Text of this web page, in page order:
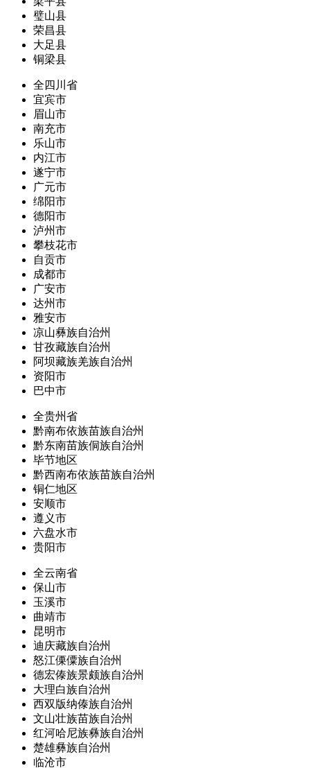
璧山县
荣昌县
大足县
铜梁县
全四川省
宜宾市
眉山市
南充市
乐山市
内江市
遂宁市
广元市
绵阳市
德阳市
泸州市
攀枝花市
自贡市
成都市
广安市
达州市
雅安市
凉山彝族自治州
甘孜藏族自治州
阿坝藏族羌族自治州
资阳市
巴中市
全贵州省
黔南布依族苗族自治州
黔东南苗族侗族自治州
毕节地区
黔西南布依族苗族自治州
铜仁地区
安顺市
遵义市
六盘水市
贵阳市
全云南省
保山市
玉溪市
曲靖市
昆明市
迪庆藏族自治州
怒江傈僳族自治州
德宏傣族景颇族自治州
大理白族自治州
西双版纳傣族自治州
文山壮族苗族自治州
红河哈尼族彝族自治州
楚雄彝族自治州
临沧市